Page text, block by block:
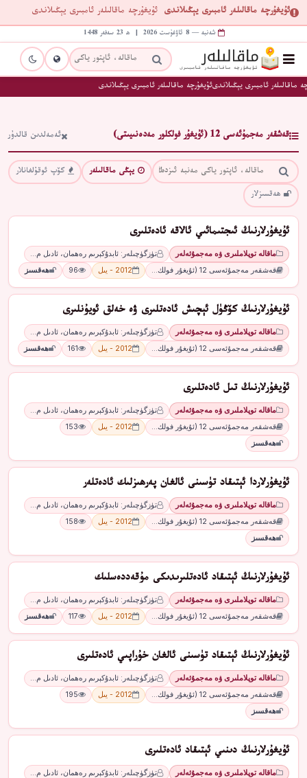
ئۇيغۇرچە ماقالىلەر ئامبىرى يېڭىلاندى ئۇيغۇرچە ماقالىلەر ئامبىرى يېڭىلاندى
شەنبە — 8 ئاۋغۇست 2026 | ھ 23 سەفەر 1448
ماقالىلەر ئامبىرى يېڭىلاندىئۇيغۇرچە ماقالىلەر ئامبىرى يېڭىلاندى
قەشقەر مەجمۇئەسى 12 (ئۇيغۇر فولكلور مەدەنىيىتى) ئەمەلدىن قالدۇر
يېڭى ماقالىلەر
كۆپ ئوقۇلغانلار
ھەقسىزلار
ئۇيغۇرلارنىڭ ئىجتىمائىي ئالاقە ئادەتلىرى
ماقالە توپلاملىرى ۋە مەجمۇئەلەر
تۈزگۈچىلەر: ئابدۇكېرىم رەھمان، ئادىل م…
قەشقەر مەجمۇئەسى 12 (ئۇيغۇر فولك…
2012 - يىل 96 ھەقسىز
ئۇيغۇرلارنىڭ كۆڭۈل ئېچىش ئادەتلىرى ۋە خەلق ئويۇنلىرى
ماقالە توپلاملىرى ۋە مەجمۇئەلەر
تۈزگۈچىلەر: ئابدۇكېرىم رەھمان، ئادىل م…
قەشقەر مەجمۇئەسى 12 (ئۇيغۇر فولك…
2012 - يىل 161 ھەقسىز
ئۇيغۇرلارنىڭ تىل ئادەتلىرى
ماقالە توپلاملىرى ۋە مەجمۇئەلەر
تۈزگۈچىلەر: ئابدۇكېرىم رەھمان، ئادىل م…
قەشقەر مەجمۇئەسى 12 (ئۇيغۇر فولك…
2012 - يىل
153
ھەقسىز
ئۇيغۇرلاردا ئېتىقاد تۈسىنى ئالغان پەرھىزلىك ئادەتلەر
ماقالە توپلاملىرى ۋە مەجمۇئەلەر
تۈزگۈچىلەر: ئابدۇكېرىم رەھمان، ئادىل م…
قەشقەر مەجمۇئەسى 12 (ئۇيغۇر فولك…
2012 - يىل
158
ھەقسىز
ئۇيغۇرلارنىڭ ئېتىقاد ئادەتلىرىدىكى مۇقەددەسلىك
ماقالە توپلاملىرى ۋە مەجمۇئەلەر
تۈزگۈچىلەر: ئابدۇكېرىم رەھمان، ئادىل م…
قەشقەر مەجمۇئەسى 12 (ئۇيغۇر فولك…
2012 - يىل 117 ھەقسىز
ئۇيغۇرلارنىڭ ئېتىقاد تۈسىنى ئالغان خۇراپىي ئادەتلىرى
ماقالە توپلاملىرى ۋە مەجمۇئەلەر
تۈزگۈچىلەر: ئابدۇكېرىم رەھمان، ئادىل م…
قەشقەر مەجمۇئەسى 12 (ئۇيغۇر فولك…
2012 - يىل
195
ھەقسىز
ئۇيغۇرلارنىڭ دىنىي ئېتىقاد ئادەتلىرى
ماقالە توپلاملىرى ۋە مەجمۇئەلەر
تۈزگۈچىلەر: ئابدۇكېرىم رەھمان، ئادىل م…